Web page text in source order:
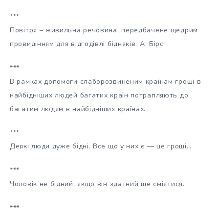
***
Повітря – живильна речовина, передбачене щедрим
провидінням для відгодівлі бідняків. А. Бірс
***
В рамках допомоги слаборозвиненим країнам гроші в
найбідніших людей багатих країн потрапляють до
багатим людям в найбідніших країнах.
***
Деякі люди дуже бідні. Все що у них є — це гроші…
***
Чоловік не бідний, якщо він здатний ще сміятися.
***